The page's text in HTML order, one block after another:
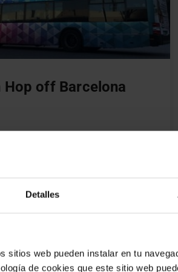
Detalles
sitios web pueden instalar en tu
de cookies que este sitio web
Hop off Barcelona
BUY